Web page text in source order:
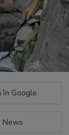
în Google
News